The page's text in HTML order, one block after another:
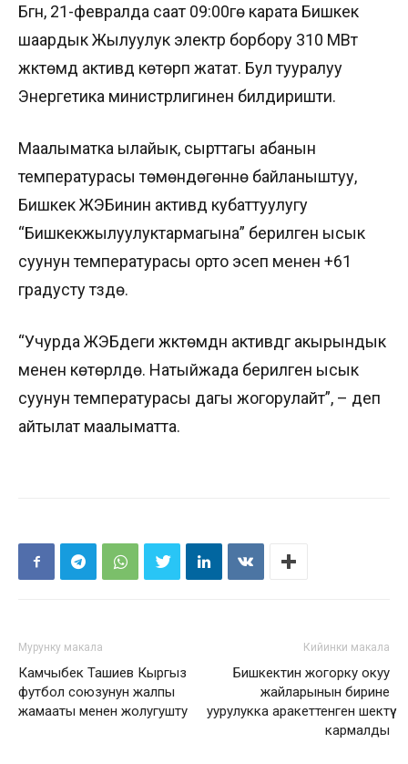
Бүгүн, 21-февралда саат 09:00гө карата Бишкек
шаардык Жылуулук электр борбору 310 МВт
жүктөмдү активдүү көтөрүп жатат. Бул тууралуу
Энергетика министрлигинен билдиришти.
Маалыматка ылайык, сырттагы абанын
температурасы төмөндөгөнүнө байланыштуу,
Бишкек ЖЭБинин активдүү кубаттуулугу
“Бишкекжылуулуктармагына” берилген ысык
суунун температурасы орто эсеп менен +61
градусту түзүүдө.
“Учурда ЖЭБдеги жүктөмдүн активдүүгү акырындык
менен көтөрүлүүдө. Натыйжада берилген ысык
суунун температурасы дагы жогорулайт”, – деп
айтылат маалыматта.
Мурунку макала
Камчыбек Ташиев Кыргыз
футбол союзунун жалпы
жамааты менен жолугушту
Кийинки макала
Бишкектин жогорку окуу
жайларынын бирине
уурулукка аракеттенген шектүү
кармалды